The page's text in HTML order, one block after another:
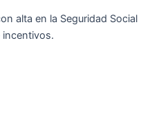
alta en la Seguridad Social
incentivos.